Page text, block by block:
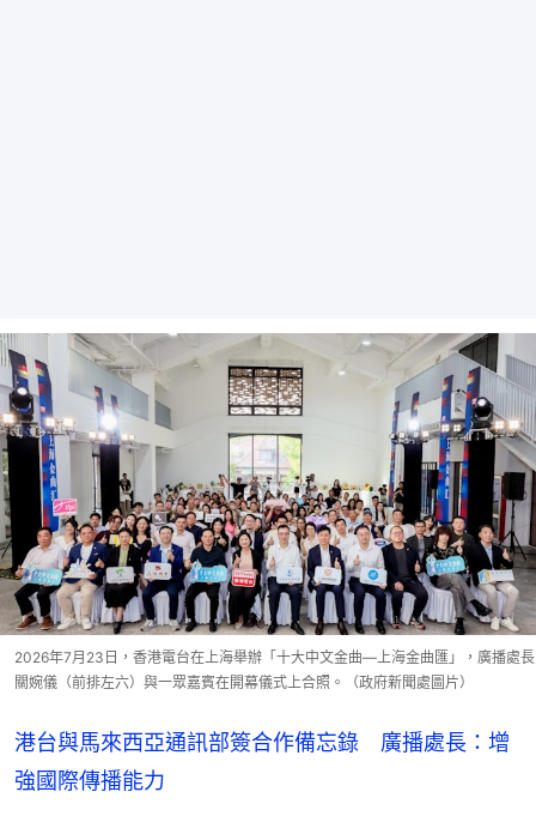
2026年7月23日，香港電台在上海舉辦「十大中文金曲—上海金曲匯」，廣播處長
關婉儀（前排左六）與一眾嘉賓在開幕儀式上合照。（政府新聞處圖片）
港台與馬來西亞通訊部簽合作備忘錄 廣播處長：增
強國際傳播能力